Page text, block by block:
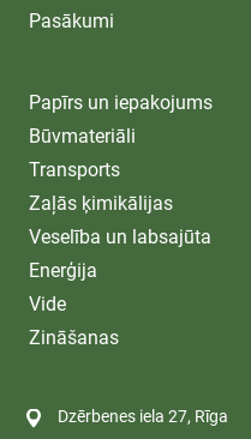
Pasākumi
Papīrs un iepakojums
Būvmateriāli
Transports
Zaļās ķimikālijas
Veselība un labsajūta
Enerģija
Vide
Zināšanas
Dzērbenes iela 27, Rīga